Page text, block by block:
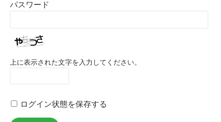
パスワード
上に表示された文字を入力してください。
ログイン状態を保存する